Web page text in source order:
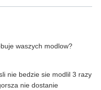
waszych modlow?
nie bedzie sie modlil 3 razy
nie dostanie